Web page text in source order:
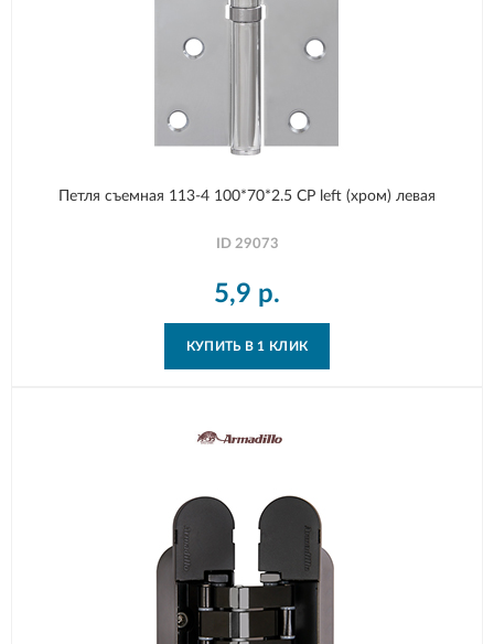
Петля съемная 113-4 100*70*2.5 CP left (хром) левая
ID 29073
5,9 р.
КУПИТЬ В 1 КЛИК